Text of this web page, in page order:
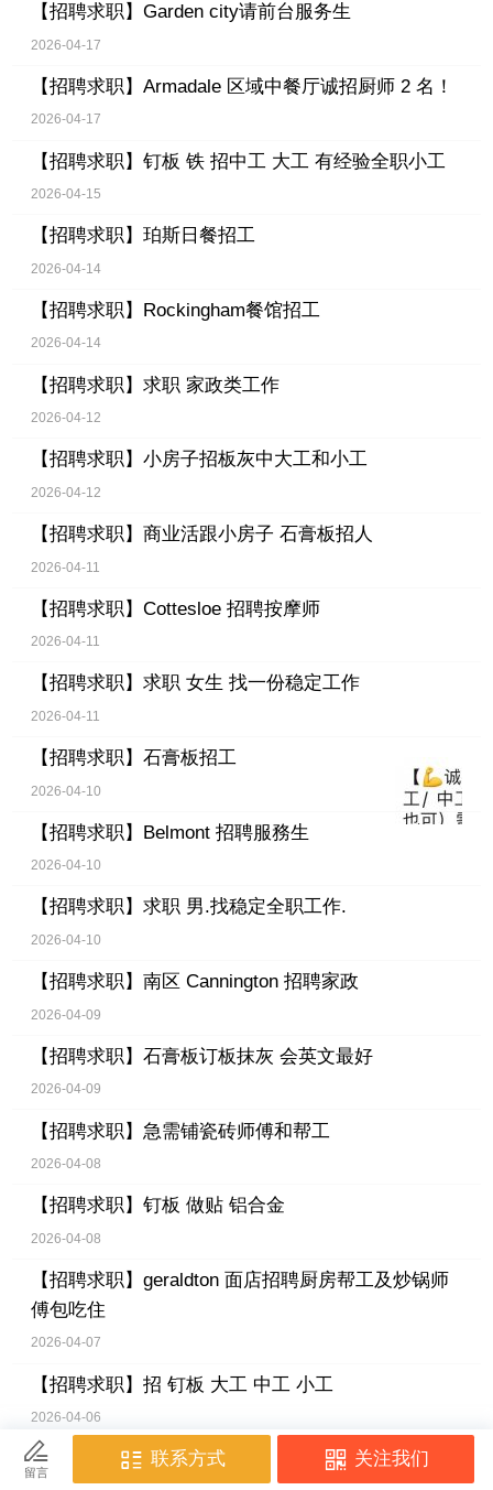
【招聘求职】 Garden city请前台服务生
2026-04-17
【招聘求职】 Armadale 区域中餐厅诚招厨师 2 名！
2026-04-17
【招聘求职】 钉板 铁 招中工 大工 有经验全职小工
2026-04-15
【招聘求职】 珀斯日餐招工
2026-04-14
【招聘求职】 Rockingham餐馆招工
2026-04-14
【招聘求职】 求职 家政类工作
2026-04-12
【招聘求职】 小房子招板灰中大工和小工
2026-04-12
【招聘求职】 商业活跟小房子 石膏板招人
2026-04-11
【招聘求职】 Cottesloe 招聘按摩师
2026-04-11
【招聘求职】 求职 女生 找一份稳定工作
2026-04-11
【招聘求职】 石膏板招工
2026-04-10
【招聘求职】 Belmont 招聘服務生
2026-04-10
【招聘求职】 求职 男.找稳定全职工作.
2026-04-10
【招聘求职】 南区 Cannington 招聘家政
2026-04-09
【招聘求职】 石膏板订板抹灰 会英文最好
2026-04-09
【招聘求职】 急需铺瓷砖师傅和帮工
2026-04-08
【招聘求职】 钉板 做贴 铝合金
2026-04-08
【招聘求职】 geraldton 面店招聘厨房帮工及炒锅师
傅包吃住
2026-04-07
【招聘求职】 招 钉板 大工 中工 小工
2026-04-06
【招聘求职】 招聘有经验女按摩师